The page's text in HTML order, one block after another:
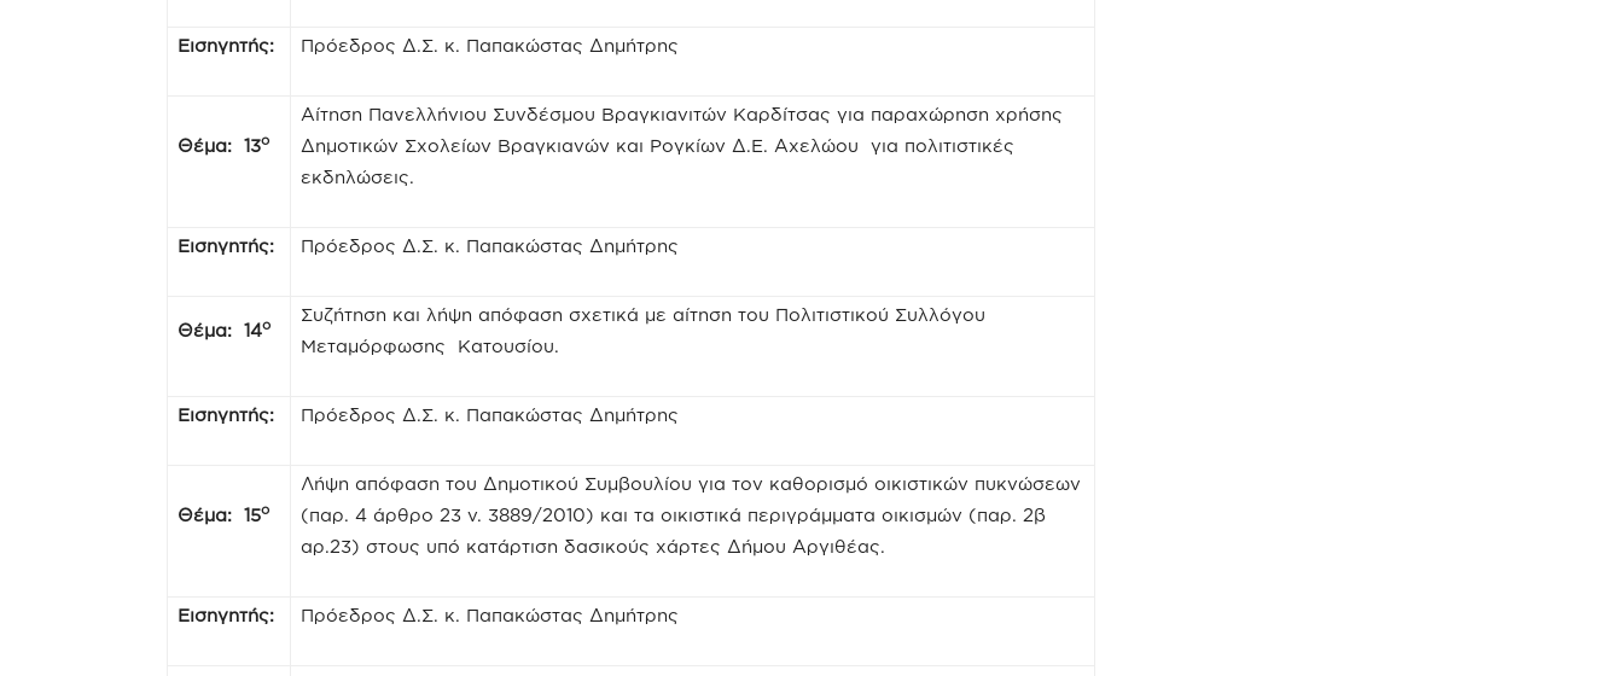
Εισηγητής: Πρόεδρος Δ.Σ. κ. Παπακώστας Δημήτρης
Θέμα: 13ο
Αίτηση Πανελλήνιου Συνδέσμου Βραγκιανιτών Καρδίτσας για παραχώρηση χρήσης
Δημοτικών Σχολείων Βραγκιανών και Ρογκίων Δ.Ε. Αχελώου για πολιτιστικές
εκδηλώσεις.
Εισηγητής: Πρόεδρος Δ.Σ. κ. Παπακώστας Δημήτρης
Θέμα: 14ο
Συζήτηση και λήψη απόφαση σχετικά με αίτηση του Πολιτιστικού Συλλόγου
Μεταμόρφωσης Κατουσίου.
Εισηγητής: Πρόεδρος Δ.Σ. κ. Παπακώστας Δημήτρης
Θέμα: 15ο
Λήψη απόφαση του Δημοτικού Συμβουλίου για τον καθορισμό οικιστικών πυκνώσεων
(παρ. 4 άρθρο 23 ν. 3889/2010) και τα οικιστικά περιγράμματα οικισμών (παρ. 2β
αρ.23) στους υπό κατάρτιση δασικούς χάρτες Δήμου Αργιθέας.
Εισηγητής: Πρόεδρος Δ.Σ. κ. Παπακώστας Δημήτρης